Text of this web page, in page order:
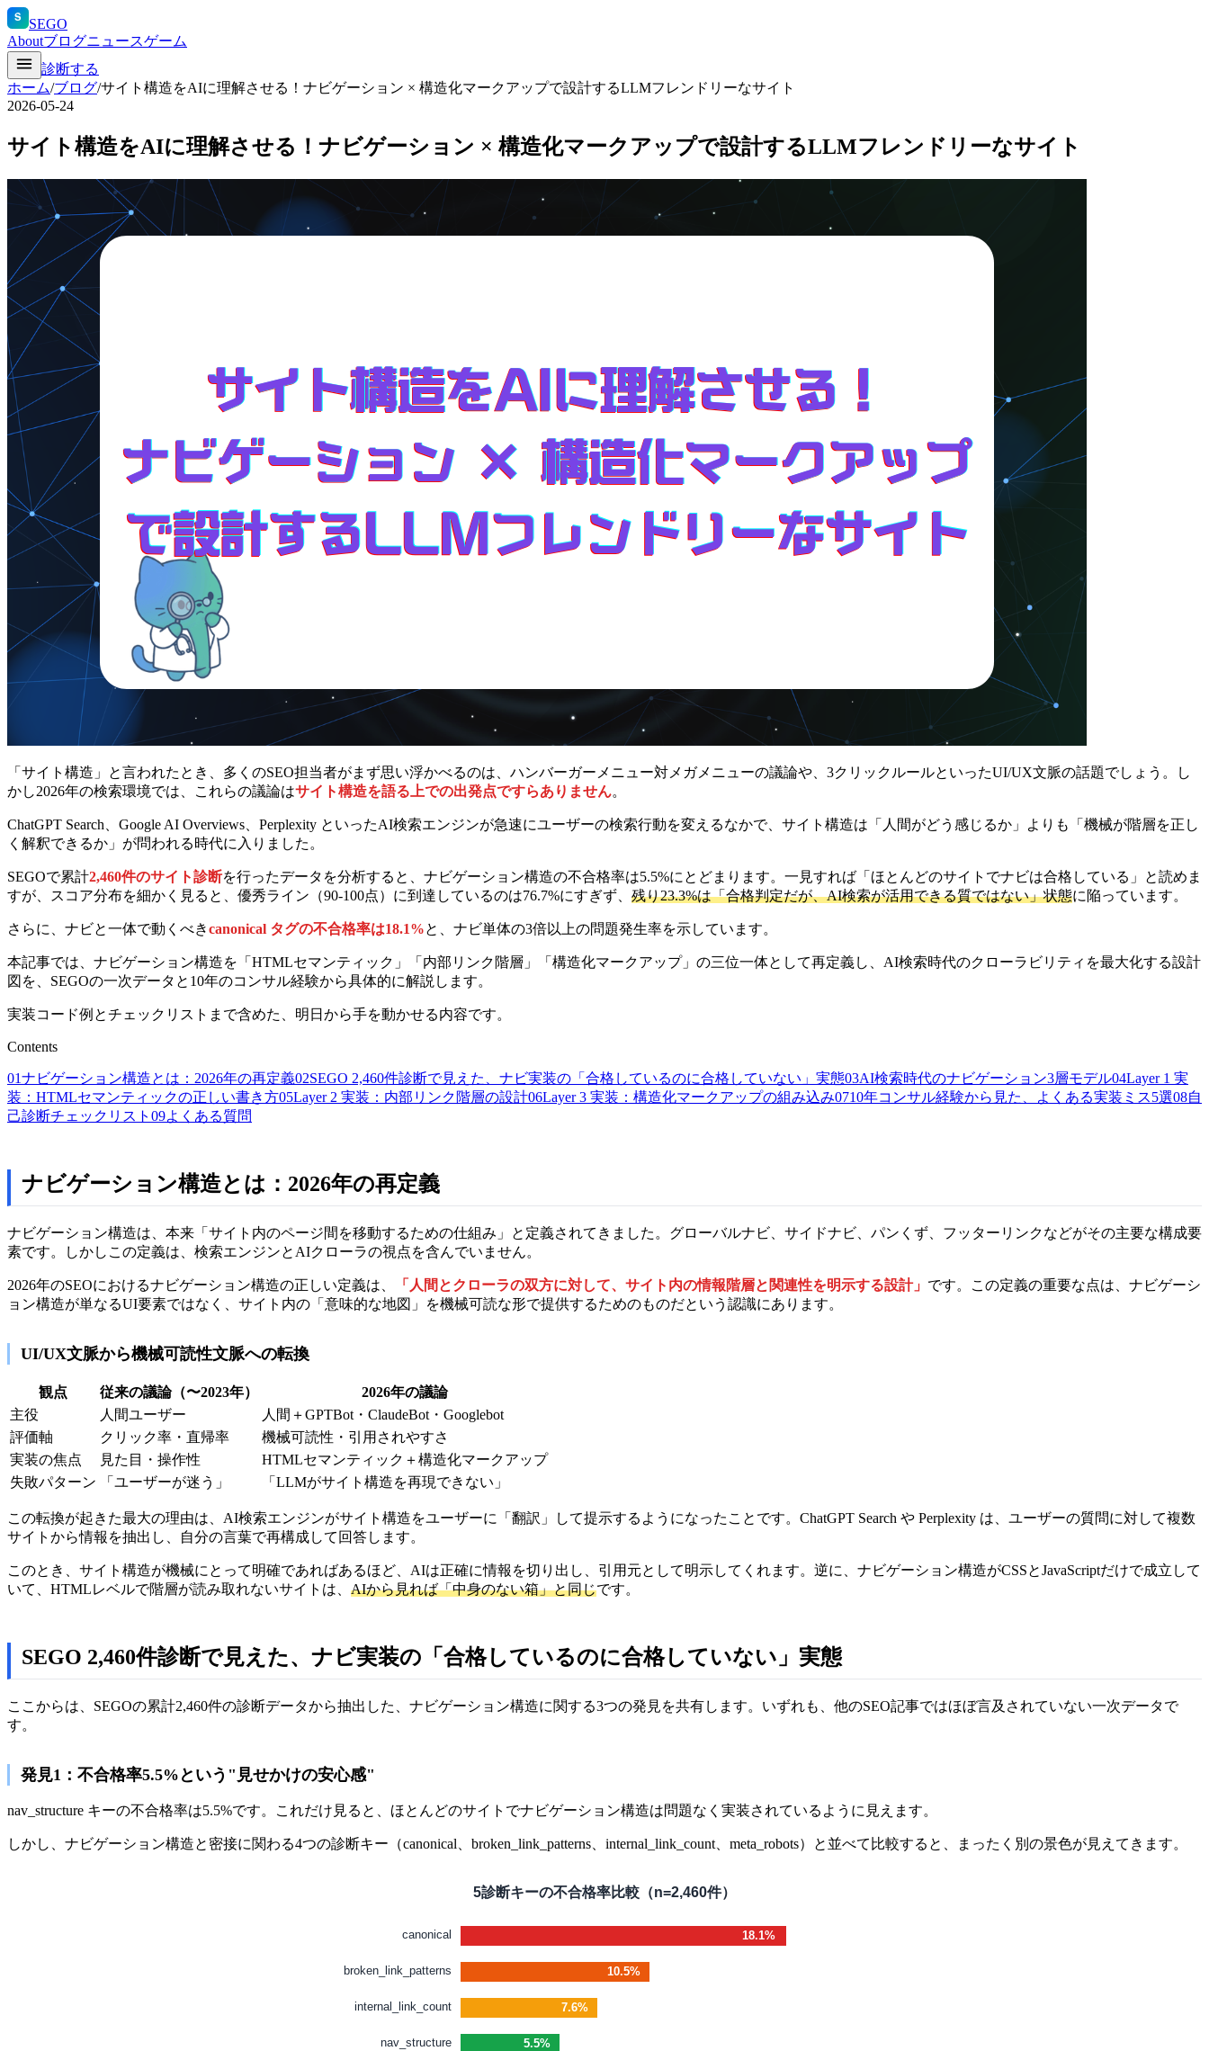
S
SEGO
Aboutブログニュースゲーム
診断する
ホーム/ブログ/サイト構造をAIに理解させる！ナビゲーション × 構造化マークアップで設計するLLMフレンドリーなサイト
2026-05-24
サイト構造をAIに理解させる！ナビゲーション × 構造化マークアップで設計するLLMフレンドリーなサイト
「サイト構造」と言われたとき、多くのSEO担当者がまず思い浮かべるのは、ハンバーガーメニュー対メガメニューの議論や、3クリックルールといったUI/UX文脈の話題でしょう。し
かし2026年の検索環境では、これらの議論はサイト構造を語る上での出発点ですらありません。
ChatGPT Search、Google AI Overviews、Perplexity といったAI検索エンジンが急速にユーザーの検索行動を変えるなかで、サイト構造は「人間がどう感じるか」よりも「機械が階層を正し
く解釈できるか」が問われる時代に入りました。
SEGOで累計2,460件のサイト診断を行ったデータを分析すると、ナビゲーション構造の不合格率は5.5%にとどまります。一見すれば「ほとんどのサイトでナビは合格している」と読めま
すが、スコア分布を細かく見ると、優秀ライン（90-100点）に到達しているのは76.7%にすぎず、 残り23.3%は「合格判定だが、AI検索が活用できる質ではない」状態に陥っています。
さらに、ナビと一体で動くべきcanonical タグの不合格率は18.1%と、ナビ単体の3倍以上の問題発生率を示しています。
本記事では、ナビゲーション構造を「HTMLセマンティック」「内部リンク階層」「構造化マークアップ」の三位一体として再定義し、AI検索時代のクローラビリティを最大化する設計
図を、SEGOの一次データと10年のコンサル経験から具体的に解説します。
実装コード例とチェックリストまで含めた、明日から手を動かせる内容です。
Contents
01ナビゲーション構造とは：2026年の再定義02SEGO 2,460件診断で見えた、ナビ実装の「合格しているのに合格していない」実態03AI検索時代のナビゲーション3層モデル04Layer 1 実
装：HTMLセマンティックの正しい書き方05Layer 2 実装：内部リンク階層の設計06Layer 3 実装：構造化マークアップの組み込み0710年コンサル経験から見た、よくある実装ミス5選08自
己診断チェックリスト 09よくある質問
ナビゲーション構造とは：2026年の再定義
ナビゲーション構造は、本来「サイト内のページ間を移動するための仕組み」と定義されてきました。グローバルナビ、サイドナビ、パンくず、フッターリンクなどがその主要な構成要
素です。しかしこの定義は、検索エンジンとAIクローラの視点を含んでいません。
2026年のSEOにおけるナビゲーション構造の正しい定義は、 「人間とクローラの双方に対して、サイト内の情報階層と関連性を明示する設計」 です。この定義の重要な点は、ナビゲーシ
ョン構造が単なるUI要素ではなく、サイト内の「意味的な地図」を機械可読な形で提供するためのものだという認識にあります。
UI/UX文脈から機械可読性文脈への転換
観点 従来の議論（〜2023年）
2026年の議論
主役
人間ユーザー
人間＋GPTBot・ClaudeBot・Googlebot
評価軸
クリック率・直帰率
機械可読性・引用されやすさ
実装の焦点
見た目・操作性
HTMLセマンティック＋構造化マークアップ
失敗パターン
「ユーザーが迷う」 「LLMがサイト構造を再現できない」
この転換が起きた最大の理由は、AI検索エンジンがサイト構造をユーザーに「翻訳」して提示するようになったことです。ChatGPT Search や Perplexity は、ユーザーの質問に対して複数
サイトから情報を抽出し、自分の言葉で再構成して回答します。
このとき、サイト構造が機械にとって明確であればあるほど、AIは正確に情報を切り出し、引用元として明示してくれます。逆に、ナビゲーション構造がCSSとJavaScriptだけで成立して
いて、HTMLレベルで階層が読み取れないサイトは、 AIから見れば「中身のない箱」と同じです。
SEGO 2,460件診断で見えた、ナビ実装の「合格しているのに合格していない」実態
ここからは、SEGOの累計2,460件の診断データから抽出した、ナビゲーション構造に関する3つの発見を共有します。いずれも、他のSEO記事ではほぼ言及されていない一次データで
す。
発見1：不合格率5.5%という"見せかけの安心感"
nav_structure キーの不合格率は5.5%です。これだけ見ると、ほとんどのサイトでナビゲーション構造は問題なく実装されているように見えます。
しかし、ナビゲーション構造と密接に関わる4つの診断キー（canonical、broken_link_patterns、internal_link_count、meta_robots）と並べて比較すると、まったく別の景色が見えてきます。
5診断キーの不合格率比較（n=2,460件）
canonical 18.1%
broken_link_patterns 10.5%
internal_link_count 7.6%
nav_structure 5.5%